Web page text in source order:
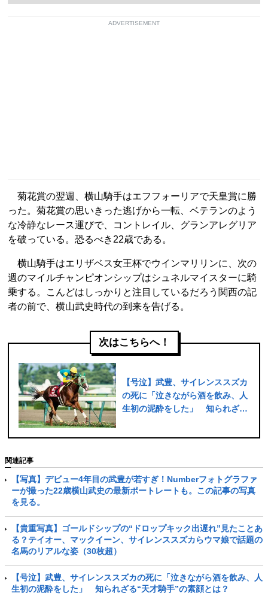
ADVERTISEMENT
菊花賞の翌週、横山騎手はエフフォーリアで天皇賞に勝
った。菊花賞の思いきった逃げから一転、ベテランのよう
な冷静なレース運びで、コントレイル、グランアレグリア
を破っている。恐るべき22歳である。
横山騎手はエリザベス女王杯でウインマリリンに、次の
週のマイルチャンピオンシップはシュネルマイスターに騎
乗する。こんどはしっかりと注目しているだろう関西の記
者の前で、横山武史時代の到来を告げる。
次はこちらへ！
【号泣】武豊、サイレンススズカ
の死に「泣きながら酒を飲み、人
生初の泥酔をした」 知られざ
関連記事
【写真】デビュー4年目の武豊が若すぎ！Numberフォトグラファ
ーが撮った22歳横山武史の最新ポートレートも。この記事の写真
を見る。
【貴重写真】ゴールドシップの“ドロップキック出遅れ”見たことあ
る？テイオー、マックイーン、サイレンススズカらウマ娘で話題の
名馬のリアルな姿（30枚超）
【号泣】武豊、サイレンススズカの死に「泣きながら酒を飲み、人
生初の泥酔をした」 知られざる“天才騎手”の素顔とは？